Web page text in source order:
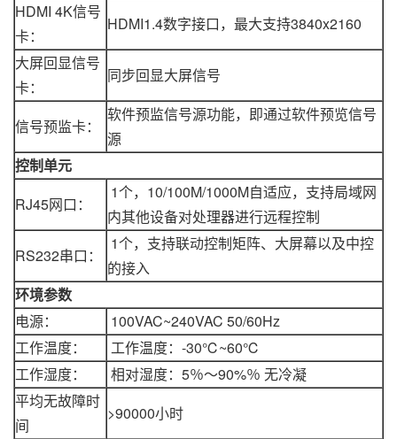
HDMI 4K信号
卡：
HDMI1.4数字接口，最大支持3840x2160
大屏回显信号
卡：
同步回显大屏信号
信号预监卡：
软件预监信号源功能，即通过软件预览信号
源
控制单元
RJ45网口：
1个，10/100M/1000M自适应，支持局域网
内其他设备对处理器进行远程控制
RS232串口：
1个，支持联动控制矩阵、大屏幕以及中控
的接入
环境参数
电源：
100VAC~240VAC 50/60Hz
工作温度：
工作温度：-30℃~60℃
工作湿度：
相对湿度：5％～90%％ 无冷凝
平均无故障时
间
>90000小时